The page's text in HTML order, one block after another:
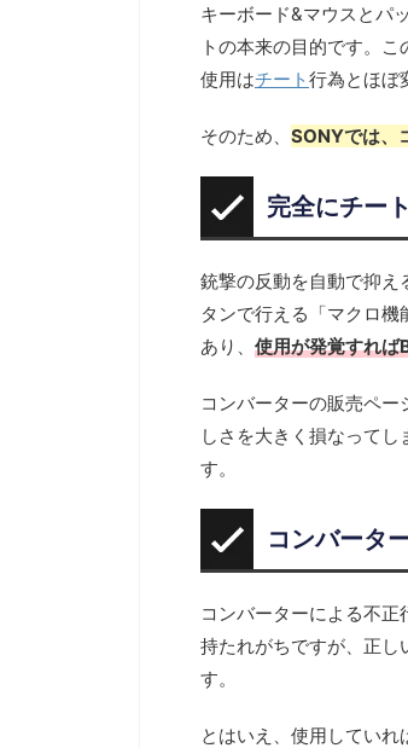
キーボード&マウスとパ
トの本来の目的です。
使用はチート行為とほぼ
そのため、 SONYでは、
完全にチー
銃撃の反動を自動で抑え
タンで行える「マクロ
あり、 使用が発覚すれば
コンバーターの販売ペ
しさを大きく損なって
す。
コンバータ
コンバーターによる不
持たれがちですが、正し
す。
とはいえ、使用してい